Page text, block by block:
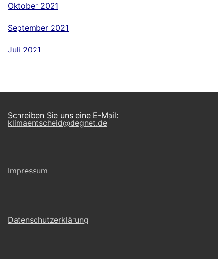
Oktober 2021
September 2021
Juli 2021
Schreiben Sie uns eine E-Mail:
klimaentscheid@degnet.de
Impressum
Datenschutzerklärung